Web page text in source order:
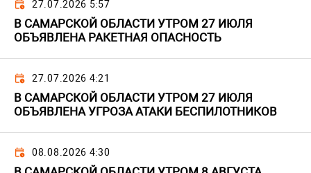
27.07.2026 5:57
В САМАРСКОЙ ОБЛАСТИ УТРОМ 27 ИЮЛЯ
ОБЪЯВЛЕНА РАКЕТНАЯ ОПАСНОСТЬ
27.07.2026 4:21
В САМАРСКОЙ ОБЛАСТИ УТРОМ 27 ИЮЛЯ
ОБЪЯВЛЕНА УГРОЗА АТАКИ БЕСПИЛОТНИКОВ
08.08.2026 4:30